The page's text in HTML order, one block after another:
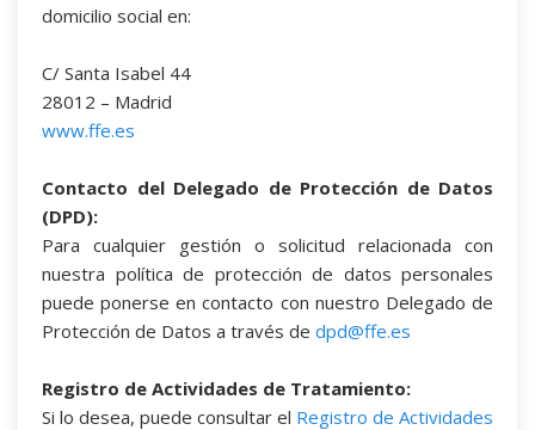
domicilio social en:
C/ Santa Isabel 44
28012 – Madrid
www.ffe.es
Contacto del Delegado de Protección de Datos
(DPD):
Para cualquier gestión o solicitud relacionada con
nuestra política de protección de datos personales
puede ponerse en contacto con nuestro Delegado de
Protección de Datos a través de dpd@ffe.es
Registro de Actividades de Tratamiento:
Si lo desea, puede consultar el Registro de Actividades